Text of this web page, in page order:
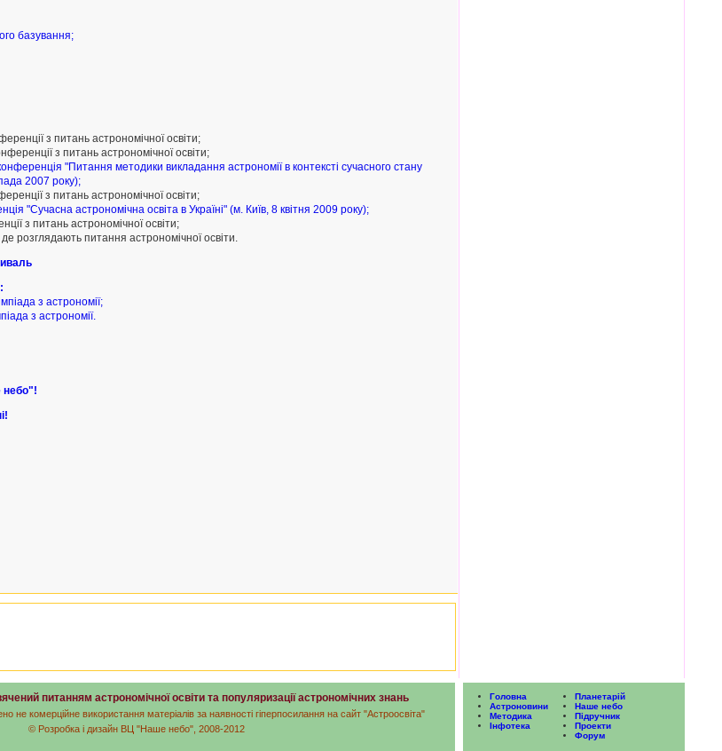
базування;
з питань астрономічної освіти;
з питань астрономічної освіти;
"Питання методики викладання астрономії в контексті сучасного стану
2007 року);
з питань астрономічної освіти;
"Сучасна астрономічна освіта в Україні" (м. Київ, 8 квітня 2009 року);
з питань астрономічної освіти;
розглядають питання астрономічної освіти.
з астрономії;
з астрономії.
небо"!
питанням астрономічної освіти та популяризації астрономічних знань
не комерційне використання матеріалів за наявності гіперпосилання на сайт "Астроосвіта"
© Розробка і дизайн ВЦ "Наше небо", 2008-2012
Головна
Астроновини
Методика
Інфотека
Планетарій
Наше небо
Підручник
Проекти
Форум